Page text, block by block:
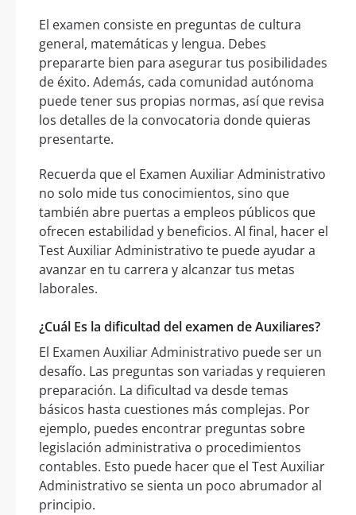
El examen consiste en preguntas de cultura
general, matemáticas y lengua. Debes
prepararte bien para asegurar tus posibilidades
de éxito. Además, cada comunidad autónoma
puede tener sus propias normas, así que revisa
los detalles de la convocatoria donde quieras
presentarte.
Recuerda que el Examen Auxiliar Administrativo
no solo mide tus conocimientos, sino que
también abre puertas a empleos públicos que
ofrecen estabilidad y beneficios. Al final, hacer el
Test Auxiliar Administrativo te puede ayudar a
avanzar en tu carrera y alcanzar tus metas
laborales.
¿Cuál Es la dificultad del examen de Auxiliares?
El Examen Auxiliar Administrativo puede ser un
desafío. Las preguntas son variadas y requieren
preparación. La dificultad va desde temas
básicos hasta cuestiones más complejas. Por
ejemplo, puedes encontrar preguntas sobre
legislación administrativa o procedimientos
contables. Esto puede hacer que el Test Auxiliar
Administrativo se sienta un poco abrumador al
principio.